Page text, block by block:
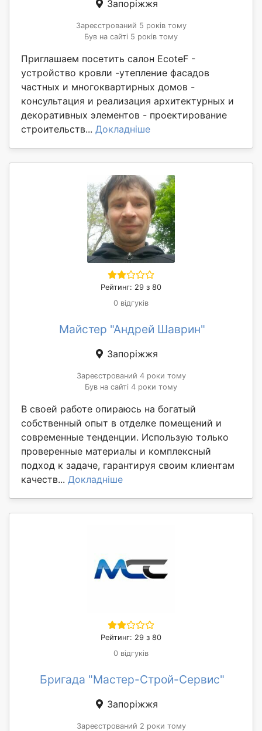
Запоріжжя
Зареєстрований 5 років тому
Був на сайті 5 років тому
Приглашаем посетить салон EcoteF -
устройство кровли -утепление фасадов
частных и многоквартирных домов -
консультация и реализация архитектурных и
декоративных элементов - проектирование
строительств... Докладніше
Рейтинг: 29 з 80
0 відгуків
Майстер "Андрей Шаврин"
Запоріжжя
Зареєстрований 4 роки тому
Був на сайті 4 роки тому
В своей работе опираюсь на богатый
собственный опыт в отделке помещений и
современные тенденции. Использую только
проверенные материалы и комплексный
подход к задаче, гарантируя своим клиентам
качеств... Докладніше
Рейтинг: 29 з 80
0 відгуків
Бригада "Мастер-Строй-Сервис"
Запоріжжя
Зареєстрований 2 роки тому